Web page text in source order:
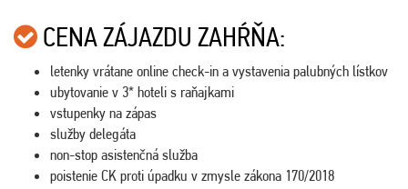
CENA ZÁJAZDU ZAHŔŇA:
letenky vrátane online check-in a vystavenia palubných lístkov
ubytovanie v 3* hoteli s raňajkami
vstupenky na zápas
služby delegáta
non-stop asistenčná služba
poistenie CK proti úpadku v zmysle zákona 170/2018